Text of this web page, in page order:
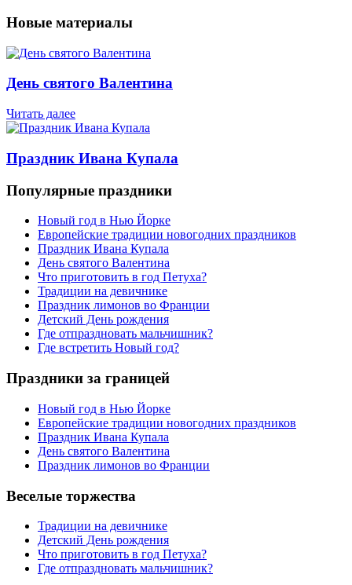
Новые материалы
День святого Валентина
Читать далее
Праздник Ивана Купала
Популярные праздники
Новый год в Нью Йорке
Европейские традиции новогодних праздников
Праздник Ивана Купала
День святого Валентина
Что приготовить в год Петуха?
Традиции на девичнике
Праздник лимонов во Франции
Детский День рождения
Где отпраздновать мальчишник?
Где встретить Новый год?
Праздники за границей
Новый год в Нью Йорке
Европейские традиции новогодних праздников
Праздник Ивана Купала
День святого Валентина
Праздник лимонов во Франции
Веселые торжества
Традиции на девичнике
Детский День рождения
Что приготовить в год Петуха?
Где отпраздновать мальчишник?